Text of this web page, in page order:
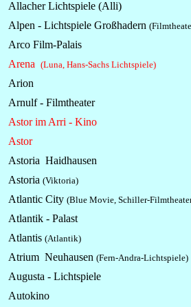
AllacherLichtspiele (Alli)
Alpen - Lichtspiele Großhadern
Arco Film-Palais
Arena (Luna, Hans-Sachs Lichtspiele)
Arion
Arnulf - Filmtheater
Astor im Arri - Kino
Astor
Astoria Haidhausen
Astoria (Viktoria)
Atlantic City (Blue Movie, Schiller-
Atlantik - Palast
Atlantis (Atlantik)
Atrium Neuhausen (Fern-Andra-Lichtspiele)
Augusta - Lichtspiele
Autokino